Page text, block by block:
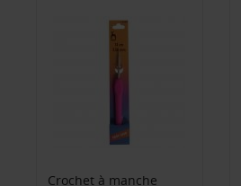
Crochet à manche